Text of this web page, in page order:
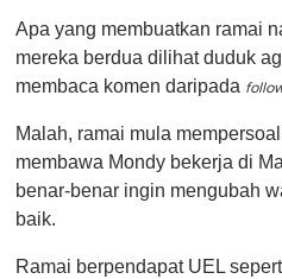
Apa yang membuatkan ramai
mereka berdua dilihat duduk
membaca komen daripada
Malah, ramai mula
membawa Mondy bekerja di
benar-benar ingin mengubah
baik.
Ramai berpendapat UEL